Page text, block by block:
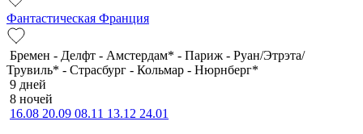
Фантастическая Франция
Бремен - Делфт - Амстердам* - Париж - Руан/Этрэта/
Трувиль* - Страсбург - Кольмар - Нюрнберг*
9 дней
8 ночей
16.08 20.09 08.11 13.12 24.01